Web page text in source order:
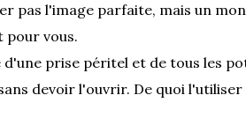
pas l'image parfaite, mais un
pour vous.
d'une prise péritel et de tous les
devoir l'ouvrir. De quoi